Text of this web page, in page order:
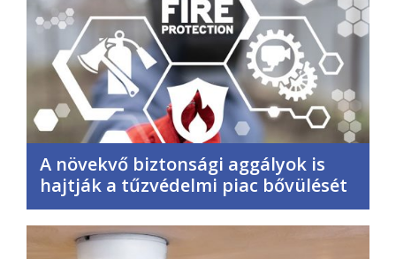
A növekvő biztonsági aggályok is
hajtják a tűzvédelmi piac bővülését